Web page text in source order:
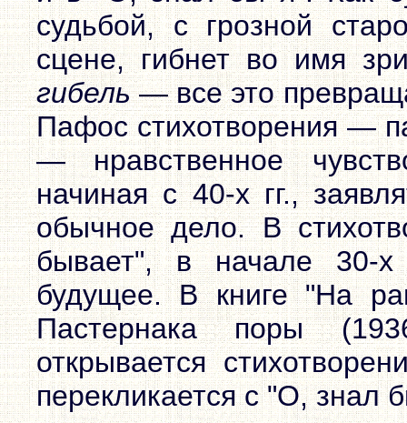
судьбой, с грозной
сцене, гибнет во имя
гибель— все это
Пафос стихотворения —
— нравственное
начиная с 40-х гг.,
обычное дело. В
бывает", в начале 30-х
будущее. В книге "На
Пастернака поры
открывается
перекликается с "О, знал